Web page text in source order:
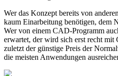
Wer das Konzept bereits von
kaum Einarbeitung benötigen, dem
Wer von einem CAD-Programm
erwartet, der wird sich erst recht
zuletzt der günstige Preis der
die meisten Anwendungen